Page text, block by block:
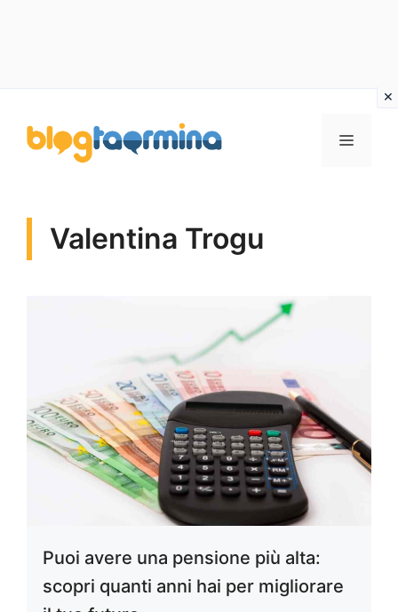
contenuto
MENU
Valentina Trogu
Puoi avere una pensione più alta:
scopri quanti anni hai per migliorare